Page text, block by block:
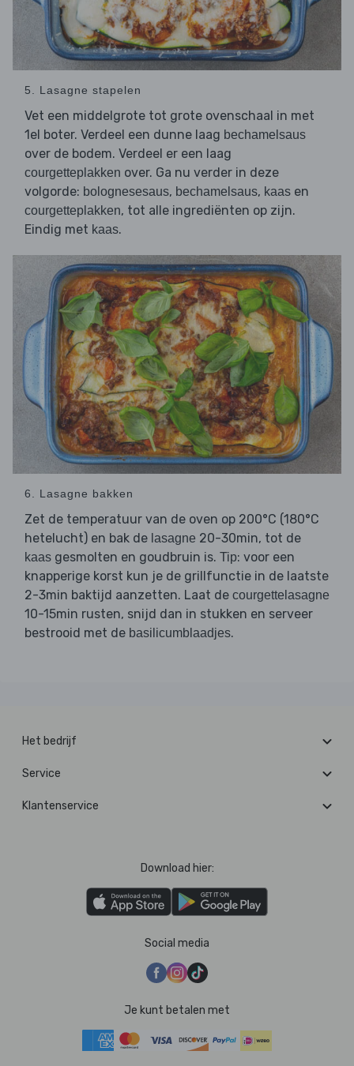
5. Lasagne stapelen
Vet een middelgrote tot grote ovenschaal in met
1el boter. Verdeel een dunne laag bechamelsaus
over de bodem. Verdeel er een laag
courgetteplakken over. Ga nu verder in deze
volgorde: bolognesesaus, bechamelsaus, kaas en
courgetteplakken, tot alle ingrediënten op zijn.
Eindig met kaas.
6. Lasagne bakken
Zet de temperatuur van de oven op 200°C (180°C
hetelucht) en bak de lasagne 20-30min, tot de
kaas gesmolten en goudbruin is. Tip: voor een
knapperige korst kun je de grillfunctie in de laatste
2-3min baktijd aanzetten. Laat de courgettelasagne
10-15min rusten, snijd dan in stukken en serveer
bestrooid met de basilicumblaadjes.
Het bedrijf
Service
Klantenservice
Download hier:
Social media
Je kunt betalen met